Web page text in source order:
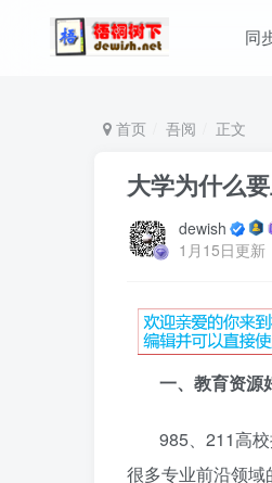
同
首页 吾阅 正文
大学为什么
dewish
1月15日更新
一、教育资源
985、211高
很多专业前沿领域